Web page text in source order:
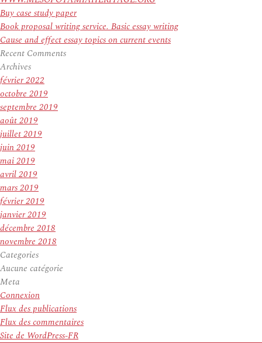
Buy case study paper
Book proposal writing service. Basic essay writing
Cause and effect essay topics on current events
Recent Comments
Archives
février 2022
octobre 2019
septembre 2019
août 2019
juillet 2019
juin 2019
mai 2019
avril 2019
mars 2019
février 2019
janvier 2019
décembre 2018
novembre 2018
Categories
Aucune catégorie
Meta
Connexion
Flux des publications
Flux des commentaires
Site de WordPress-FR